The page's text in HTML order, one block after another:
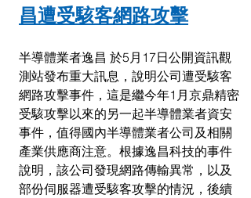
昌遭受駭客網路攻擊
半導體業者逸昌 於5月17日公開資訊觀
測站發布重大訊息，說明公司遭受駭客
網路攻擊事件，這是繼今年1月京鼎精密
受駭攻擊以來的另一起半導體業者資安
事件，值得國內半導體業者公司及相關
產業供應商注意。根據逸昌科技的事件
說明，該公司發現網路傳輸異常，以及
部份伺服器遭受駭客攻擊的情況，後續